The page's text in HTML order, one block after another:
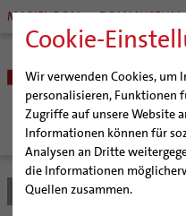
Cookie-
Wir verwenden Cookies, um
personalisieren, Funktionen
Zugriffe auf unsere Website
Informationen können für
Analysen an Dritte
die Informationen
Quellen zusammen.
MARIENDOM DOMMUSEUM
BISTUM
Bischöfe
Bistum Hildesheim